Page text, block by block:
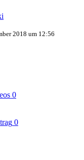
2018 um 12:56
0
0